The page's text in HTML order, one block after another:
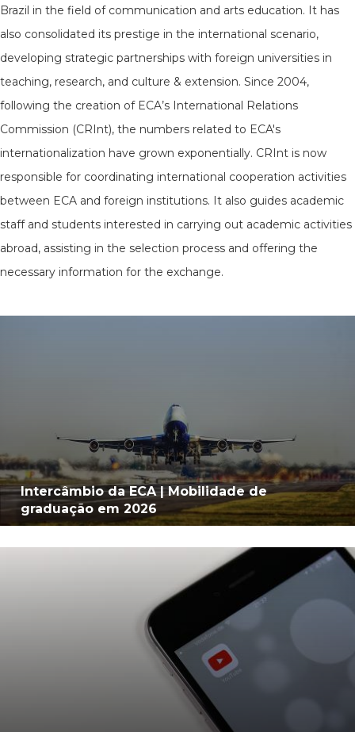
Brazil in the field of communication and arts education. It has
also consolidated its prestige in the international scenario,
developing strategic partnerships with foreign universities in
teaching, research, and culture & extension. Since 2004,
following the creation of ECA’s International Relations
Commission (CRInt), the numbers related to ECA's
internationalization have grown exponentially. CRInt is now
responsible for coordinating international cooperation activities
between ECA and foreign institutions. It also guides academic
staff and students interested in carrying out academic activities
abroad, assisting in the selection process and offering the
necessary information for the exchange.
Intercâmbio da ECA | Mobilidade de
graduação em 2026